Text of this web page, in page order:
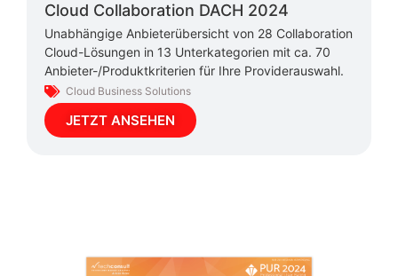
Cloud Collaboration DACH 2024
Unabhängige Anbieterübersicht von 28 Collaboration
Cloud-Lösungen in 13 Unterkategorien mit ca. 70
Anbieter-/Produktkriterien für Ihre Providerauswahl.
Cloud Business Solutions
JETZT ANSEHEN